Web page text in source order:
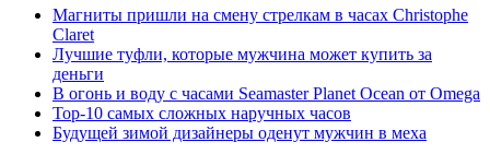
Магниты пришли на смену стрелкам в часах Christophe
Claret
Лучшие туфли, которые мужчина может купить за
деньги
В огонь и воду с часами Seamaster Planet Ocean от Omega
Top-10 самых сложных наручных часов
Будущей зимой дизайнеры оденут мужчин в меха